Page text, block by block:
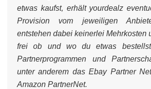
etwas kaufst, erhält yourdealz
Provision vom jeweiligen
entstehen dabei keinerlei Mehrkosten
frei ob und wo du etwas
Partnerprogrammen und
unter anderem das Ebay Partner
Amazon PartnerNet.